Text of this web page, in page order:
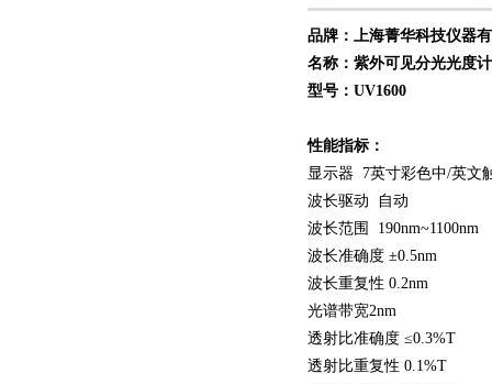
品牌：上海菁华科技仪器
名称：紫外可见分光光度计
型号：UV1600
性能指标：
显示器 7英寸彩色中/英文
波长驱动 自动
波长范围 190nm~1100nm
波长准确度 ±0.5nm
波长重复性 0.2nm
光谱带宽2nm
透射比准确度 ≤0.3%T
透射比重复性 0.1%T